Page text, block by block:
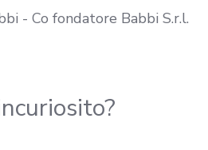
- Co fondatore Babbi S.r.l.